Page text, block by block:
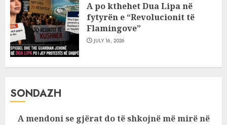
A po kthehet Dua Lipa në
fytyrën e “Revolucionit të
Flamingove”
JULY 16, 2026
SONDAZH
A mendoni se gjërat do të shkojnë më mirë në